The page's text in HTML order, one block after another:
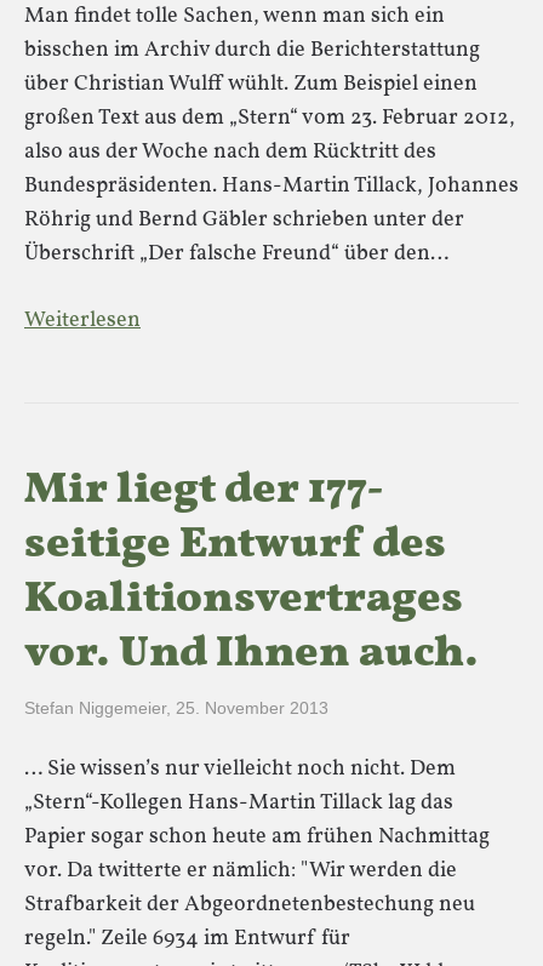
Man findet tolle Sachen, wenn man sich ein
bisschen im Archiv durch die Berichterstattung
über Christian Wulff wühlt. Zum Beispiel einen
großen Text aus dem „Stern“ vom 23. Februar 2012,
also aus der Woche nach dem Rücktritt des
Bundespräsidenten. Hans-Martin Tillack, Johannes
Röhrig und Bernd Gäbler schrieben unter der
Überschrift „Der falsche Freund“ über den…
Weiterlesen
Mir liegt der 177-
seitige Entwurf des
Koalitionsvertrages
vor. Und Ihnen auch.
Stefan Niggemeier, 25. November 2013
… Sie wissen’s nur vielleicht noch nicht. Dem
„Stern“-Kollegen Hans-Martin Tillack lag das
Papier sogar schon heute am frühen Nachmittag
vor. Da twitterte er nämlich: "Wir werden die
Strafbarkeit der Abgeordnetenbestechung neu
regeln." Zeile 6934 im Entwurf für